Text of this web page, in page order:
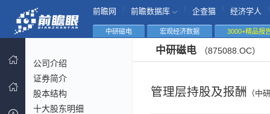
前瞻网 前瞻数据库 企查猫 经济学人
中研磁电 宏观经济数据 3000+精品报
公司介绍
证券简介
股本结构
十大股东明细
中研磁电 （875088.OC）
管理层持股及报酬 （中